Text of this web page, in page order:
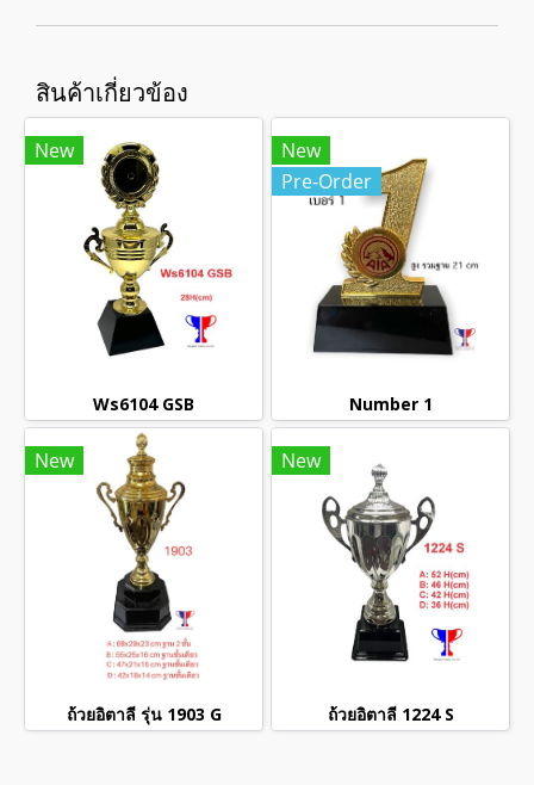
สินค้าเกี่ยวข้อง
New
Ws6104 GSB
New
Pre-Order
Number 1
New
ถ้วยอิตาลี รุ่น 1903 G
New
ถ้วยอิตาลี 1224 S